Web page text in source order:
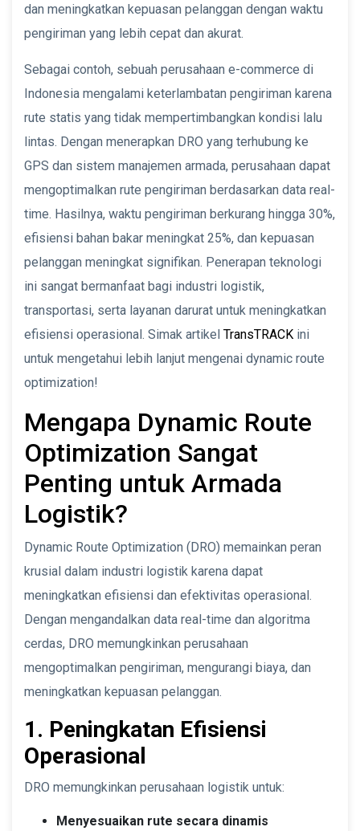
dan meningkatkan kepuasan pelanggan dengan waktu
pengiriman yang lebih cepat dan akurat.
Sebagai contoh, sebuah perusahaan e-commerce di
Indonesia mengalami keterlambatan pengiriman karena
rute statis yang tidak mempertimbangkan kondisi lalu
lintas. Dengan menerapkan DRO yang terhubung ke
GPS dan sistem manajemen armada, perusahaan dapat
mengoptimalkan rute pengiriman berdasarkan data real-
time. Hasilnya, waktu pengiriman berkurang hingga 30%,
efisiensi bahan bakar meningkat 25%, dan kepuasan
pelanggan meningkat signifikan. Penerapan teknologi
ini sangat bermanfaat bagi industri logistik,
transportasi, serta layanan darurat untuk meningkatkan
efisiensi operasional. Simak artikel TransTRACK ini
untuk mengetahui lebih lanjut mengenai dynamic route
optimization!
Mengapa Dynamic Route
Optimization Sangat
Penting untuk Armada
Logistik?
Dynamic Route Optimization (DRO) memainkan peran
krusial dalam industri logistik karena dapat
meningkatkan efisiensi dan efektivitas operasional.
Dengan mengandalkan data real-time dan algoritma
cerdas, DRO memungkinkan perusahaan
mengoptimalkan pengiriman, mengurangi biaya, dan
meningkatkan kepuasan pelanggan.
1. Peningkatan Efisiensi
Operasional
DRO memungkinkan perusahaan logistik untuk:
Menyesuaikan rute secara dinamis